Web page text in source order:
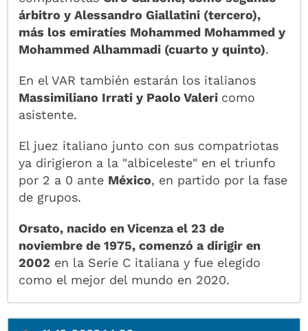
árbitro y Alessandro Giallatini (tercero),
más los emiratíes Mohammed Mohammed y
Mohammed Alhammadi (cuarto y quinto).
En el VAR también estarán los italianos
Massimiliano Irrati y Paolo Valeri como
asistente.
El juez italiano junto con sus compatriotas
ya dirigieron a la "albiceleste" en el triunfo
por 2 a 0 ante México, en partido por la fase
de grupos.
Orsato, nacido en Vicenza el 23 de
noviembre de 1975, comenzó a dirigir en
2002 en la Serie C italiana y fue elegido
como el mejor del mundo en 2020.